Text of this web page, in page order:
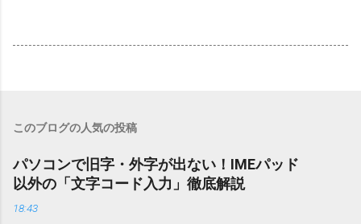
このブログの人気の投稿
パソコンで旧字・外字が出ない！IMEパッド
以外の「文字コード入力」徹底解説
18:43